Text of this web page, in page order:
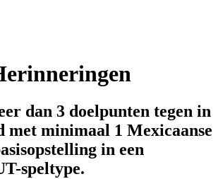
dan 3 doelpunten tegen in
met minimaal 1 Mexicaanse
in een
speltype.